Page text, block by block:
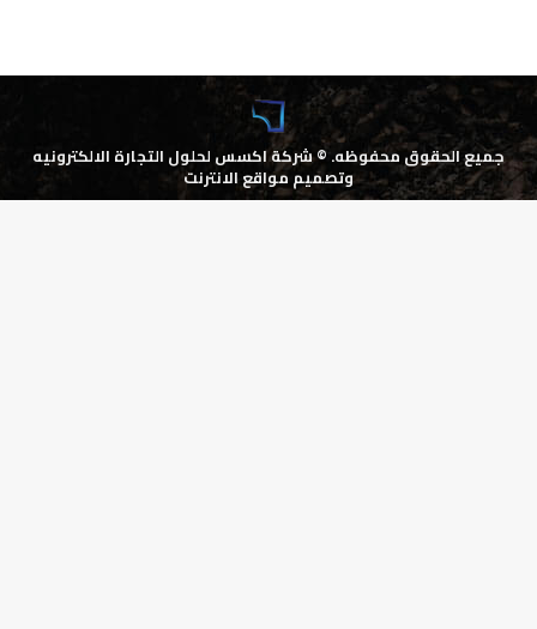
جميع الحقوق محفوظه. ©شركة اكسس لحلول التجارة الالكترونيه
وتصميم مواقع الانترنت